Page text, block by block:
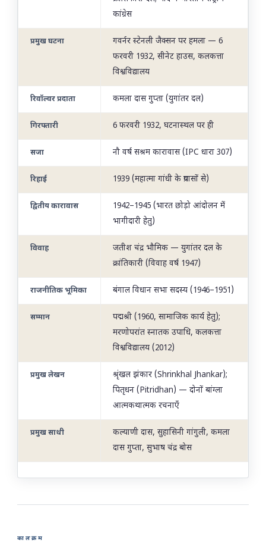
कांग्रेस
प्रमुख घटना
गवर्नर स्टेनली जैक्सन पर हमला — 6
फरवरी 1932, सीनेट हाउस, कलकत्ता
विश्वविद्यालय
रिवॉल्वर प्रदाता कमला दास गुप्ता (युगांतर दल)
गिरफ्तारी 6 फरवरी 1932, घटनास्थल पर ही
सजा नौ वर्ष सश्रम कारावास (IPC धारा 307)
रिहाई 1939 (महात्मा गांधी के प्रयासों से)
द्वितीय कारावास
1942–1945 (भारत छोड़ो आंदोलन में
भागीदारी हेतु)
विवाह
जतीश चंद्र भौमिक — युगांतर दल के
क्रांतिकारी (विवाह वर्ष 1947)
राजनीतिक भूमिका बंगाल विधान सभा सदस्य (1946–1951)
सम्मान
पद्मश्री (1960, सामाजिक कार्य हेतु);
मरणोपरांत स्नातक उपाधि, कलकत्ता
विश्वविद्यालय (2012)
प्रमुख लेखन
श्रृंखल झंकार (Shrinkhal Jhankar);
पितृधन (Pitridhan) — दोनों बांग्ला
आत्मकथात्मक रचनाएँ
प्रमुख साथी
कल्याणी दास, सुहासिनी गांगुली, कमला
दास गुप्ता, सुभाष चंद्र बोस
कालक्रम